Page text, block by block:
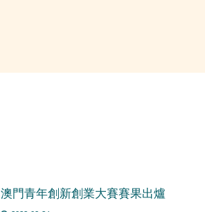
澳門青年創新創業大賽賽果出爐